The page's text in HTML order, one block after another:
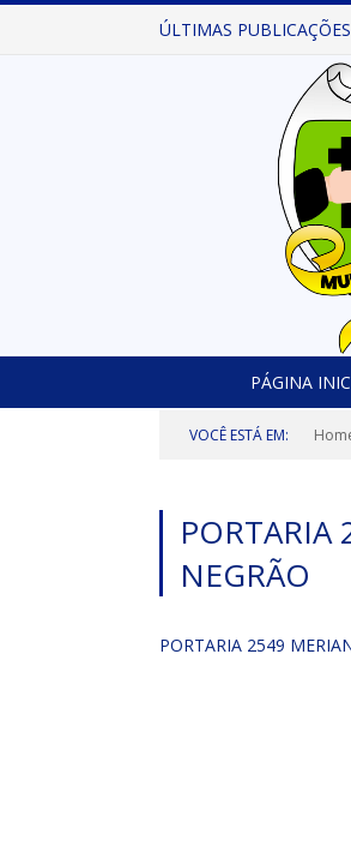
ÚLTIMAS
PÁGINA
VOCÊ ESTÁ EM:
PORTARIA
NEGRÃO
PORTARIA 2549